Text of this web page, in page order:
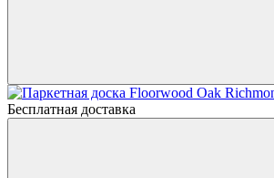
Бесплатная доставка